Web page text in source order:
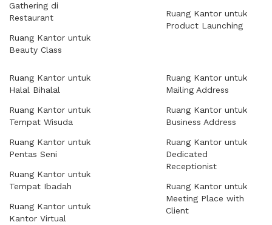
Gathering di
Restaurant
Ruang Kantor untuk
Beauty Class
Ruang Kantor untuk
Product Launching
Ruang Kantor untuk
Halal Bihalal
Ruang Kantor untuk
Tempat Wisuda
Ruang Kantor untuk
Pentas Seni
Ruang Kantor untuk
Tempat Ibadah
Ruang Kantor untuk
Kantor Virtual
Ruang Kantor untuk
Mailing Address
Ruang Kantor untuk
Business Address
Ruang Kantor untuk
Dedicated
Receptionist
Ruang Kantor untuk
Meeting Place with
Client